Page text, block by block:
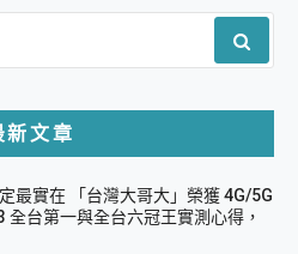
新文章
最實在 「台灣大哥大」榮獲 4G/5G
全台第一與全台六冠王實測心得，